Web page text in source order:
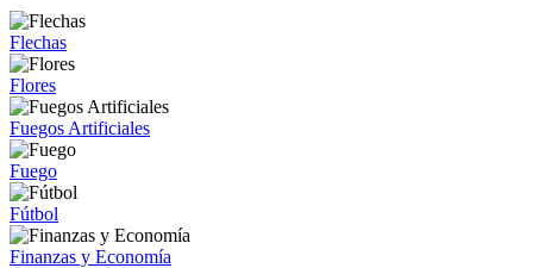
Flechas
Flores
Fuegos Artificiales
Fuego
Fútbol
Finanzas y Economía